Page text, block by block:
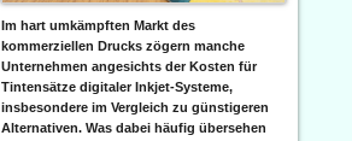
Im hart umkämpften Markt des
kommerziellen Drucks zögern manche
Unternehmen angesichts der Kosten für
Tintensätze digitaler Inkjet-Systeme,
insbesondere im Vergleich zu günstigeren
Alternativen. Was dabei häufig übersehen